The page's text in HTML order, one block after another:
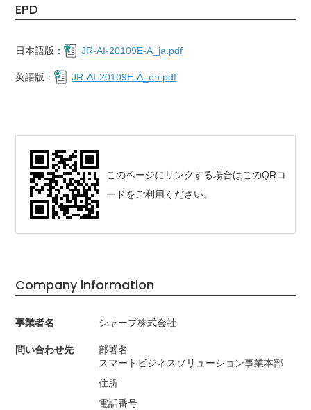
EPD
日本語版： JR-AI-20109E-A_ja.pdf
英語版： JR-AI-20109E-A_en.pdf
このページにリンクする場合はこのQRコ
ードをご利用ください。
Company information
事業者名 シャープ株式会社
問い合わせ先
部署名
スマートビジネスソリューション事業本部
住所
電話番号